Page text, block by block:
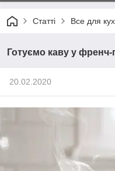
Статті Все для
Готуємо каву у френч-
20.02.2020